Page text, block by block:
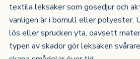
textila leksaker som gosedjur och
vanligen är i bomull eller polyester.
lös eller sprucken yta, oavsett
typen av skador gör leksaken